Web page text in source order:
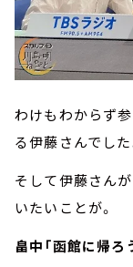
わけもわからず
る伊藤さんでした
そして伊藤さん
いたいことが。
畠中「函館に帰ろ